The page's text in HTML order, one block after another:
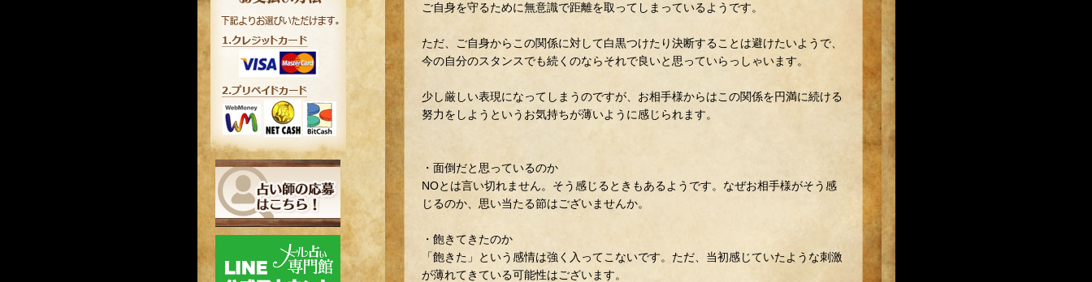
ご自身を守るために無意識で距離を取ってしまっているようです。
ただ、ご自身からこの関係に対して白黒つけたり決断することは避けたいようで、
今の自分のスタンスでも続くのならそれで良いと思っていらっしゃいます。
少し厳しい表現になってしまうのですが、お相手様からはこの関係を円満に続ける
努力をしようというお気持ちが薄いように感じられます。
・面倒だと思っているのか
NOとは言い切れません。そう感じるときもあるようです。なぜお相手様がそう感
じるのか、思い当たる節はございませんか。
・飽きてきたのか
「飽きた」という感情は強く入ってこないです。ただ、当初感じていたような刺激
が薄れてきている可能性はございます。